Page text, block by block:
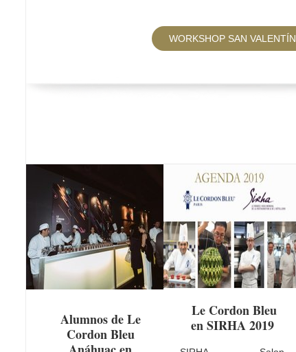
WORKSHOP SAN VALENTÍN
Alumnos de Le
Cordon Bleu
Le Cordon Bleu
en SIRHA 2019